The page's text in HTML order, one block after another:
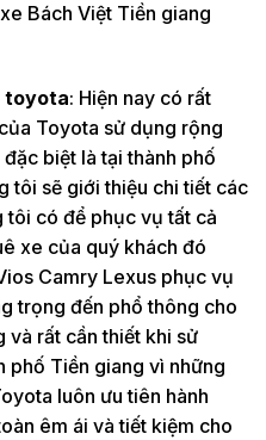
Bách Việt Tiền giang
toyota: Hiện nay có rất
Toyota sử dụng rộng
biệt là tại thành phố
tôi sẽ giới thiệu chi tiết các
tôi có để phục vụ tất cả
xe của quý khách đó
Camry Lexus phục vụ
trọng đến phổ thông cho
và rất cần thiết khi sử
phố Tiền giang vì những
luôn ưu tiên hành
êm ái và tiết kiệm cho